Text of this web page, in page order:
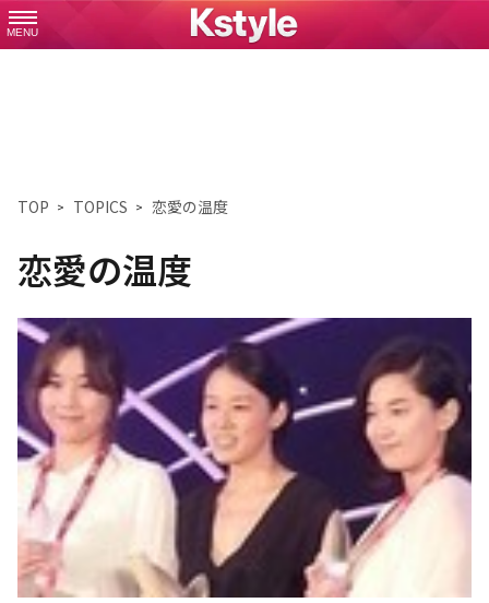
MENU
TOP TOPICS 恋愛の温度
恋愛の温度